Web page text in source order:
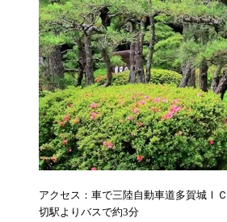
アクセス：車で三陸自動車道多賀城Ⅰ
切駅よりバスで約3分